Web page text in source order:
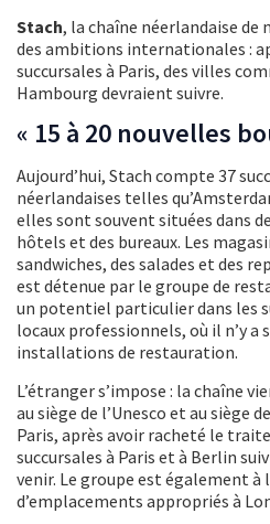
Stach, la chaîne néerlandaise
des ambitions internationales :
succursales à Paris, des villes
Hambourg devraient suivre.
« 15 à 20 nouvelles
Aujourd’hui, Stach compte 37
néerlandaises telles
elles sont souvent situées dans
hôtels et des bureaux. Les
sandwiches, des salades et des
est détenue par le groupe de
un potentiel particulier dans les
locaux professionnels, où il n’y a
installations de restauration.
L’étranger s’impose : la chaîne
au siège de l’Unesco et au siège
Paris, après avoir racheté le
succursales à Paris et à Berlin
venir. Le groupe est également à
d’emplacements appropriés à